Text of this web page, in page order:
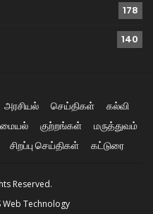
178
140
அரசியல் செய்திகள்
கல்வி
குற்றங்கள்
மருத்துவம்
சிறப்பு செய்திகள் கட்டுரை
Reserved.
Web Technology